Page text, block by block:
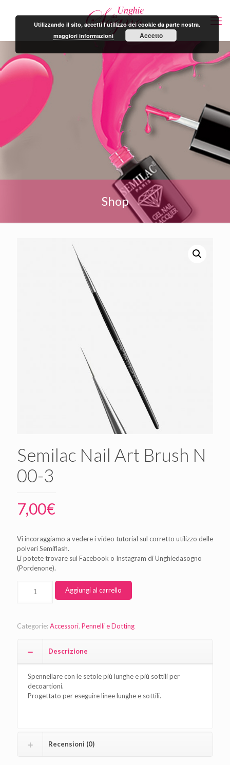
Shop
Semilac Nail Art Brush N
00-3
7,00€
Vi incoraggiamo a vedere i video tutorial sul corretto utilizzo delle
polveri Semiflash.
Li potete trovare sul Facebook o Instagram di Unghiedasogno
(Pordenone).
Aggiungi al carrello
Categorie:Accessori, Pennelli e Dotting
Descrizione
Spennellare con le setole più lunghe e più sottili per
decoartioni.
Progettato per eseguire linee lunghe e sottili.
Recensioni (0)
Utilizzando il sito, accetti l'utilizzo dei cookie da parte nostra.
maggiori informazioni
Accetto